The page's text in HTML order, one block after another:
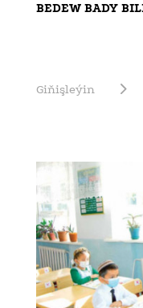
BEDEW BADY
Giňişleýin